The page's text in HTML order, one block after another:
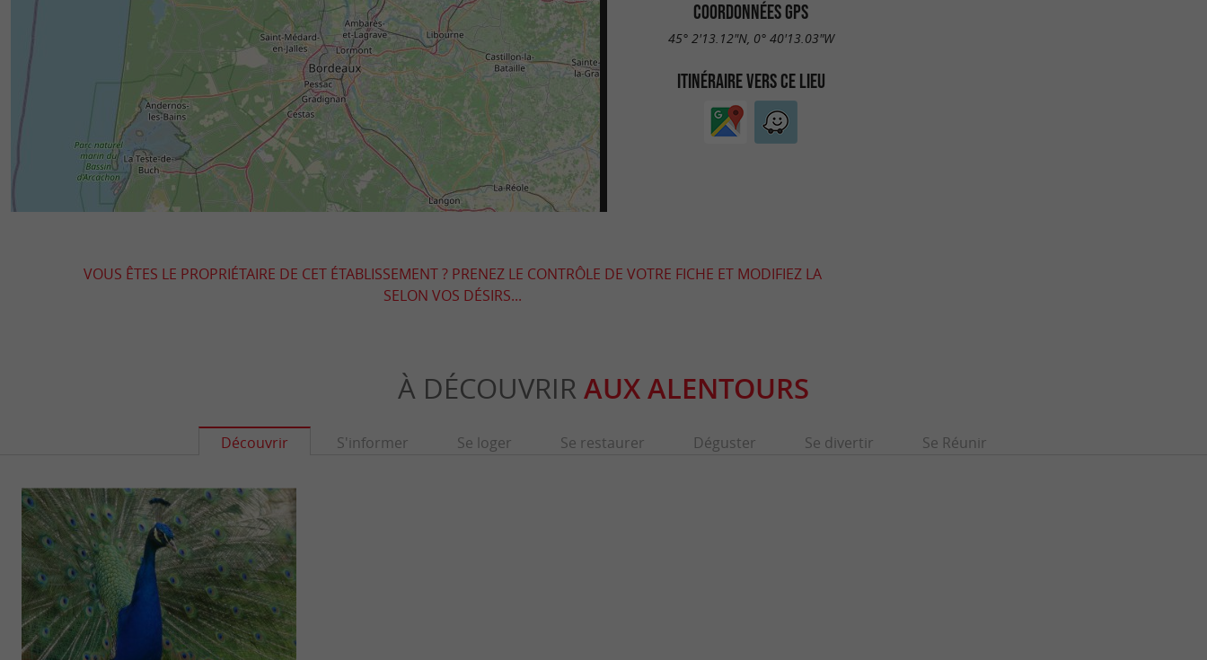
COORDONNÉES GPS
45° 2'13.12"N, 0° 40'13.03"W
ITINÉRAIRE VERS CE LIEU
VOUS ÊTES LE PROPRIÉTAIRE DE CET ÉTABLISSEMENT ? PRENEZ LE CONTRÔLE DE VOTRE FICHE ET MODIFIEZ LA
SELON VOS DÉSIRS...
À DÉCOUVRIR AUX ALENTOURS
Découvrir S'informer Se loger Se restaurer Déguster Se divertir Se Réunir